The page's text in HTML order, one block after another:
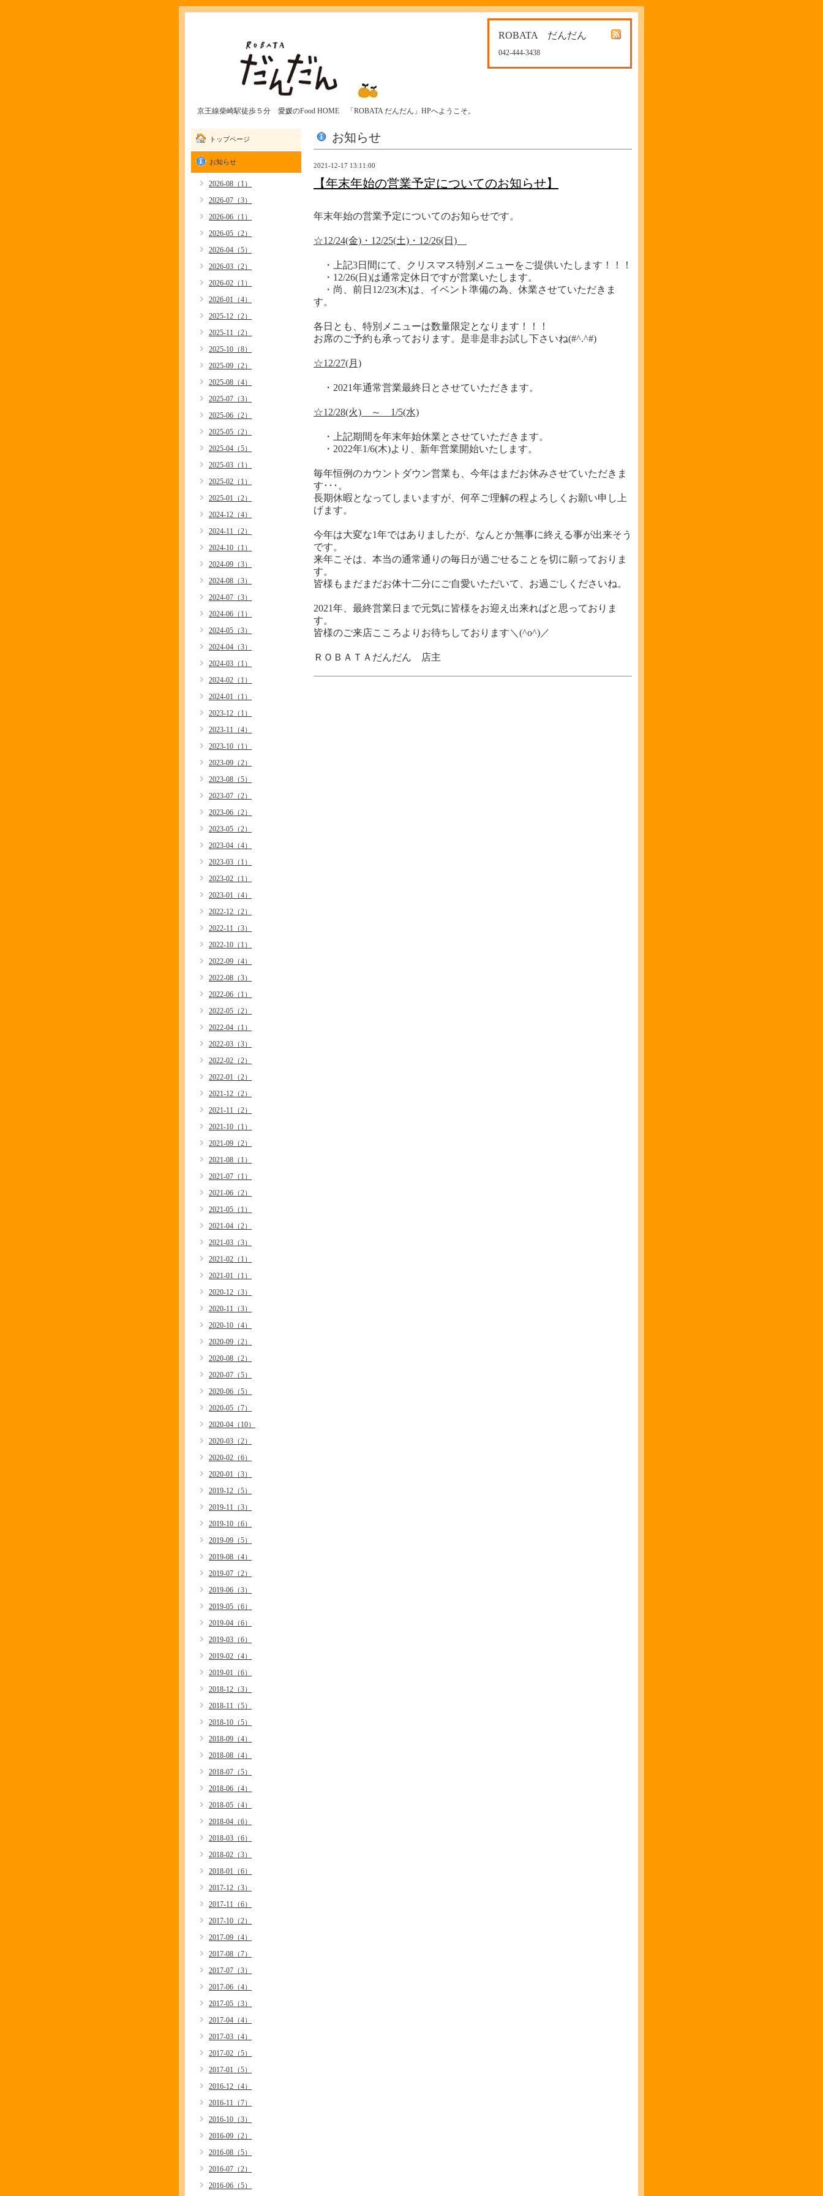
ROBATA だんだん
042-444-3438
京王線柴崎駅徒歩５分 愛媛のFood HOME 「ROBATA だんだん」HPへようこそ。
お知らせ
2021-12-17 13:11:00
【年末年始の営業予定についてのお知らせ】
年末年始の営業予定についてのお知らせです。
☆12/24(金)・12/25(土)・12/26(日)
・上記3日間にて、クリスマス特別メニューをご提供いたします！！！
・12/26(日)は通常定休日ですが営業いたします。
・尚、前日12/23(木)は、イベント準備の為、休業させていただきま
す。
各日とも、特別メニューは数量限定となります！！！
お席のご予約も承っております。是非是非お試し下さいね(#^.^#)
☆12/27(月)
・2021年通常営業最終日とさせていただきます。
☆12/28(火) ～ 1/5(水)
・上記期間を年末年始休業とさせていただきます。
・2022年1/6(木)より、新年営業開始いたします。
毎年恒例のカウントダウン営業も、今年はまだお休みさせていただきま
す･･･。
長期休暇となってしまいますが、何卒ご理解の程よろしくお願い申し上
げます。
今年は大変な1年ではありましたが、なんとか無事に終える事が出来そう
です。
来年こそは、本当の通常通りの毎日が過ごせることを切に願っておりま
す。
皆様もまだまだお体十二分にご自愛いただいて、お過ごしくださいね。
2021年、最終営業日まで元気に皆様をお迎え出来ればと思っておりま
す。
皆様のご来店こころよりお待ちしております＼(^o^)／
ＲＯＢＡＴＡだんだん 店主
トップページ
お知らせ
2026-08（1）
2026-07（3）
2026-06（1）
2026-05（2）
2026-04（5）
2026-03（2）
2026-02（1）
2026-01（4）
2025-12（2）
2025-11（2）
2025-10（8）
2025-09（2）
2025-08（4）
2025-07（3）
2025-06（2）
2025-05（2）
2025-04（5）
2025-03（1）
2025-02（1）
2025-01（2）
2024-12（4）
2024-11（2）
2024-10（1）
2024-09（3）
2024-08（3）
2024-07（3）
2024-06（1）
2024-05（3）
2024-04（3）
2024-03（1）
2024-02（1）
2024-01（1）
2023-12（1）
2023-11（4）
2023-10（1）
2023-09（2）
2023-08（5）
2023-07（2）
2023-06（2）
2023-05（2）
2023-04（4）
2023-03（1）
2023-02（1）
2023-01（4）
2022-12（2）
2022-11（3）
2022-10（1）
2022-09（4）
2022-08（3）
2022-06（1）
2022-05（2）
2022-04（1）
2022-03（3）
2022-02（2）
2022-01（2）
2021-12（2）
2021-11（2）
2021-10（1）
2021-09（2）
2021-08（1）
2021-07（1）
2021-06（2）
2021-05（1）
2021-04（2）
2021-03（3）
2021-02（1）
2021-01（1）
2020-12（3）
2020-11（3）
2020-10（4）
2020-09（2）
2020-08（2）
2020-07（5）
2020-06（5）
2020-05（7）
2020-04（10）
2020-03（2）
2020-02（6）
2020-01（3）
2019-12（5）
2019-11（3）
2019-10（6）
2019-09（5）
2019-08（4）
2019-07（2）
2019-06（3）
2019-05（6）
2019-04（6）
2019-03（6）
2019-02（4）
2019-01（6）
2018-12（3）
2018-11（5）
2018-10（5）
2018-09（4）
2018-08（4）
2018-07（5）
2018-06（4）
2018-05（4）
2018-04（6）
2018-03（6）
2018-02（3）
2018-01（6）
2017-12（3）
2017-11（6）
2017-10（2）
2017-09（4）
2017-08（7）
2017-07（3）
2017-06（4）
2017-05（3）
2017-04（4）
2017-03（4）
2017-02（5）
2017-01（5）
2016-12（4）
2016-11（7）
2016-10（3）
2016-09（2）
2016-08（5）
2016-07（2）
2016-06（5）